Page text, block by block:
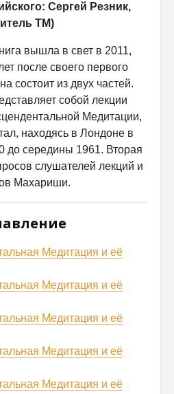
Сергей Резник,
ТМ)
вышла в свет в 2011,
после своего первого
состоит из двух частей.
собой лекции
Медитации,
находясь в Лондоне в
до середины 1961. Вторая
слушателей лекций и
Махариши.
Медитация и её
Медитация и её
Медитация и её
Медитация и её
Медитация и её